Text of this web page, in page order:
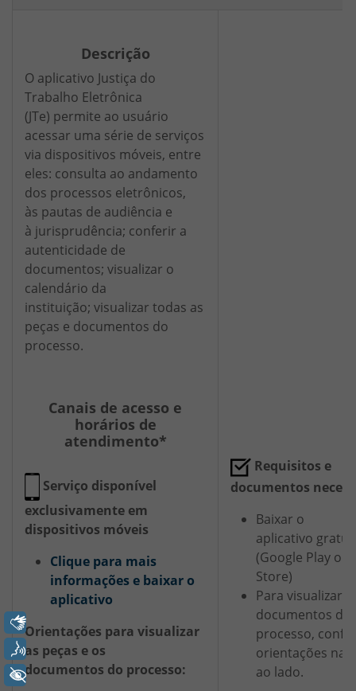
Descrição
O aplicativo Justiça do
Trabalho Eletrônica
(JTe) permite ao usuário
acessar uma série de serviços
via dispositivos móveis, entre
eles: consulta ao andamento
dos processos eletrônicos,
às pautas de audiência e
à jurisprudência; conferir a
autenticidade de
documentos; visualizar o
calendário da
instituição; visualizar todas as
peças e documentos do
processo.
Canais de acesso e
horários de
atendimento*
Serviço disponível
exclusivamente em
dispositivos móveis
Clique para mais
informações e baixar o
aplicativo
Orientações para visualizar
as peças e os
documentos do processo:
Requisitos e
documentos
Baixar o
aplicativo
(Google Play ou
Store)
Para visualizar
documentos do
processo,
orientações na
ao lado.
Libras
Voz
+ Acessibilidade